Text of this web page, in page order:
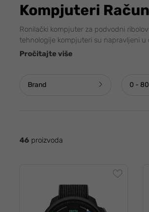
Kompjuteri
Ronilački kompjuter za podvodni
tehnologije kompjuteri su napravljeni
Pročitajte više
Brand 0 -
46proizvoda